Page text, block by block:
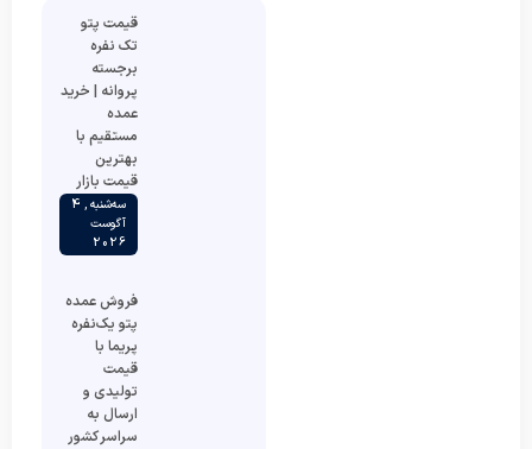
قیمت پتو
تک نفره
برجسته
پروانه | خرید
عمده
مستقیم با
بهترین
قیمت بازار
سه‌شنبه , 4
آگوست
2026
فروش عمده
پتو یک‌نفره
پریما با
قیمت
تولیدی و
ارسال به
سراسر کشور